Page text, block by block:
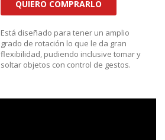
QUIERO COMPRARLO
Está diseñado para tener un amplio
grado de rotación lo que le da gran
flexibilidad, pudiendo inclusive tomar y
soltar objetos con control de gestos.